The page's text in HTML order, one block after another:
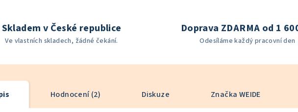
Skladem v České republice
Ve vlastních skladech, žádné čekání.
Doprava ZDARMA od 1
Odesíláme každý pracovní den
Hodnocení (2) Diskuze Značka WEIDE